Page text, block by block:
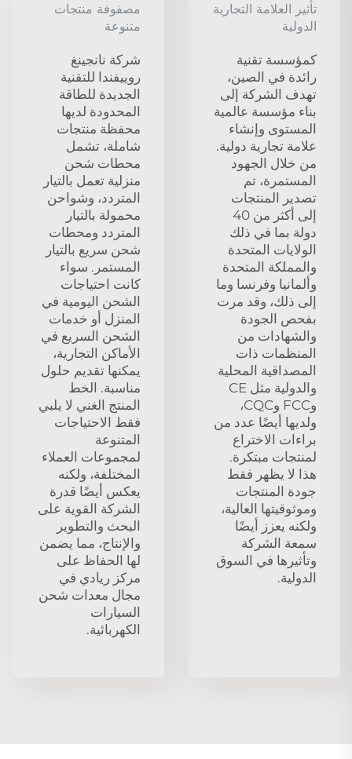
تأثير العلامة التجارية
الدولية
كمؤسسة تقنية
رائدة في الصين،
تهدف الشركة إلى
بناء مؤسسة عالمية
المستوى وإنشاء
علامة تجارية دولية.
من خلال الجهود
المستمرة، تم
تصدير المنتجات
إلى أكثر من 40
دولة بما في ذلك
الولايات المتحدة
والمملكة المتحدة
وألمانيا وفرنسا وما
إلى ذلك، وقد مرت
بفحص الجودة
والشهادات من
المنظمات ذات
المصداقية المحلية
والدولية مثل CE
وFCC وCQC،
ولديها أيضًا عدد من
براءات الاختراع
لمنتجات مبتكرة.
هذا لا يظهر فقط
جودة المنتجات
وموثوقيتها العالية،
ولكنه يعزز أيضًا
سمعة الشركة
وتأثيرها في السوق
الدولية.
مصفوفة منتجات
متنوعة
شركة نانجينغ
روييفندا للتقنية
الجديدة للطاقة
المحدودة لديها
محفظة منتجات
شاملة، تشمل
محطات شحن
منزلية تعمل بالتيار
المتردد، وشواحن
محمولة بالتيار
المتردد ومحطات
شحن سريع بالتيار
المستمر. سواء
كانت احتياجات
الشحن اليومية في
المنزل أو خدمات
الشحن السريع في
الأماكن التجارية،
يمكنها تقديم حلول
مناسبة. الخط
المنتج الغني لا يلبي
فقط الاحتياجات
المتنوعة
لمجموعات العملاء
المختلفة، ولكنه
يعكس أيضًا قدرة
الشركة القوية على
البحث والتطوير
والإنتاج، مما يضمن
لها الحفاظ على
مركز ريادي في
مجال معدات شحن
السيارات
الكهربائية.